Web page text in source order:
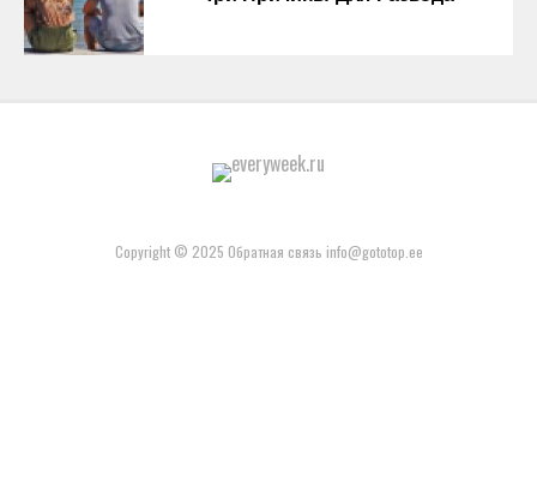
Copyright © 2025 Обратная связь info@gototop.ee